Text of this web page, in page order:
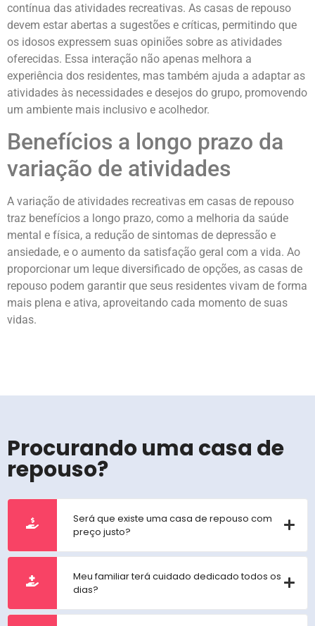
contínua das atividades recreativas. As casas de repouso
devem estar abertas a sugestões e críticas, permitindo que
os idosos expressem suas opiniões sobre as atividades
oferecidas. Essa interação não apenas melhora a
experiência dos residentes, mas também ajuda a adaptar as
atividades às necessidades e desejos do grupo, promovendo
um ambiente mais inclusivo e acolhedor.
Benefícios a longo prazo da
variação de atividades
A variação de atividades recreativas em casas de repouso
traz benefícios a longo prazo, como a melhoria da saúde
mental e física, a redução de sintomas de depressão e
ansiedade, e o aumento da satisfação geral com a vida. Ao
proporcionar um leque diversificado de opções, as casas de
repouso podem garantir que seus residentes vivam de forma
mais plena e ativa, aproveitando cada momento de suas
vidas.
Procurando uma casa de
repouso?
Será que existe uma casa de repouso com
preço justo?
Meu familiar terá cuidado dedicado todos os
dias?